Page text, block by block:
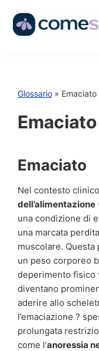
Glossario » Emaciato
Emaciato
Emaciato
Nel contesto
dell’alimentazione
una condizione di
una marcata
muscolare.
un peso corporeo
deperimento fisico
diventano
aderire allo
l’emaciazione ?
prolungata
come l’anoressia